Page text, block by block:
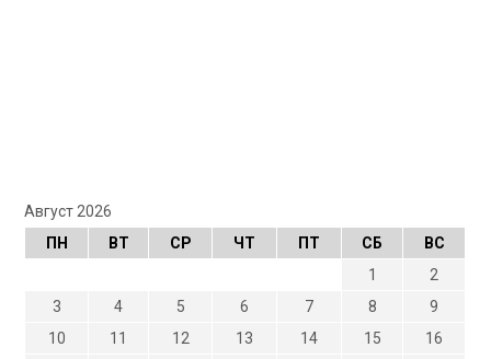
Август 2026
ПН
ВТ СР ЧТ ПТ СБ
ВС
1
2
3
4 5 6 7 8
9
10
11 12 13 14 15
16